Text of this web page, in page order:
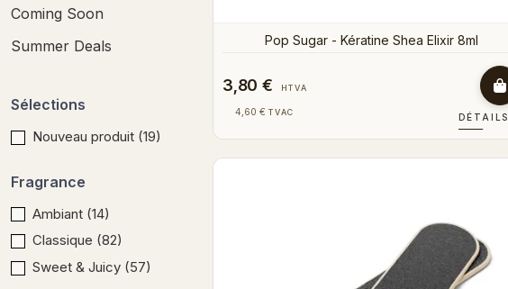
Pop Sugar - Kératine Shea Elixir 8ml
3,80 € HTVA
4,60 € TVAC DÉTAILS
Coming Soon
Summer Deals
Sélections
Nouveau produit (19)
Fragrance
Ambiant (14)
Classique (82)
Sweet & Juicy (57)